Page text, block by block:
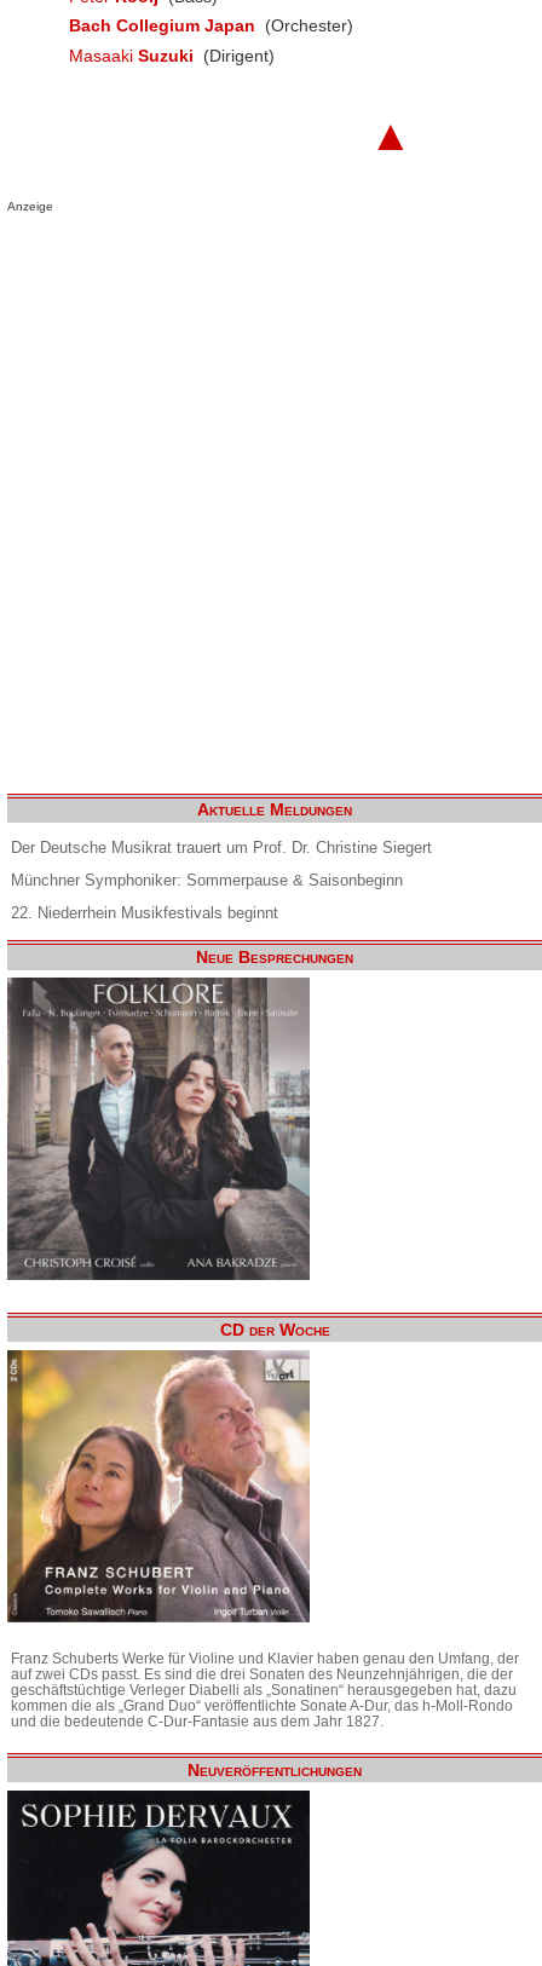
Bach Collegium Japan
(Orchester)
Masaaki Suzuki (Dirigent)
▲
Anzeige
Aktuelle Meldungen
Der Deutsche Musikrat trauert um Prof. Dr. Christine Siegert
Münchner Symphoniker: Sommerpause & Saisonbeginn
22. Niederrhein Musikfestivals beginnt
Neue Besprechungen
CD der Woche
Franz Schuberts Werke für Violine und Klavier haben genau den Umfang, der
auf zwei CDs passt. Es sind die drei Sonaten des Neunzehnjährigen, die der
geschäftstüchtige Verleger Diabelli als „Sonatinen“ herausgegeben hat, dazu
kommen die als „Grand Duo“ veröffentlichte Sonate A-Dur, das h-Moll-Rondo
und die bedeutende C-Dur-Fantasie aus dem Jahr 1827.
Neuveröffentlichungen